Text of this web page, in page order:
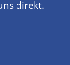
direkt.